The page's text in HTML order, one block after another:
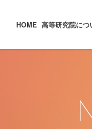
HOME 高等研究院につ